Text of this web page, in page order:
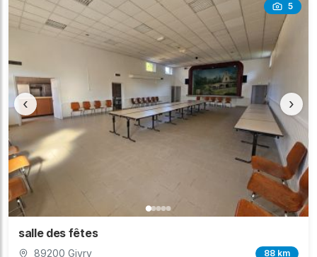
5
‹ ›
salle des fêtes
89200 Givry 88 km